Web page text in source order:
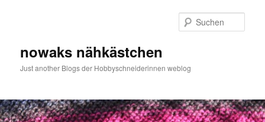
nowaks nähkästchen
Just another Blogs der Hobbyschneiderinnen weblog